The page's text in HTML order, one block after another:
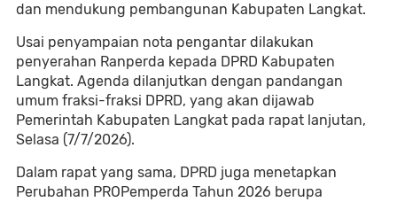
dan mendukung pembangunan Kabupaten Langkat.
Usai penyampaian nota pengantar dilakukan
penyerahan Ranperda kepada DPRD Kabupaten
Langkat. Agenda dilanjutkan dengan pandangan
umum fraksi-fraksi DPRD, yang akan dijawab
Pemerintah Kabupaten Langkat pada rapat lanjutan,
Selasa (7/7/2026).
Dalam rapat yang sama, DPRD juga menetapkan
Perubahan PROPemperda Tahun 2026 berupa